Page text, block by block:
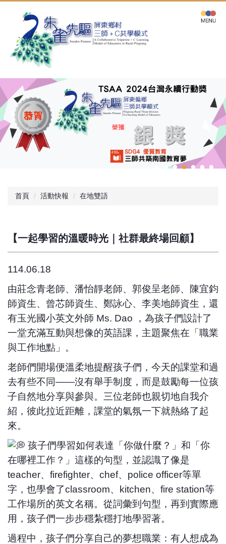
容
首頁 活動快報 在地雙語
【一起學習的溫暖時光｜社群最終場回顧】
114.06.18
由莊念青老師、潘怡靜老師、郭俊呈老師、陳宜鈞
師資生、曾芯師資生、鄭詠心、李美地師資生，還
有玉光國小英文外師 Ms. Dao ，為孩子們設計了
一堂充滿互動與想像的英語課，主題聚焦在「職業
與工作地點」。
老師們開場便溫柔地提醒孩子們，今天的課堂和過
去有些不同——沒有舉手制度，而是鼓勵每一位孩
子自然地分享與參與。三位老師也親切地自我介
紹，彼此拉近距離，課堂的氣氛一下就熱絡了起
來。
孩子們學習如何表達「你做什麼？」和「你
在哪裡工作？」這樣的句型，並認識了像是
teacher、firefighter、chef、police officer等單
字，也學會了classroom、kitchen、fire station等
工作場所的英文名稱。從詞彙到句型，再到實際應
用，孩子們一步步穩紮穩打地學習著。
過程中，孩子們分享自己的夢想職業：有人想成為